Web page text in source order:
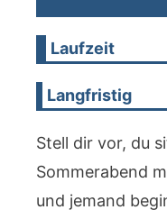
Laufzeit
Langfristig
Stell dir vor, du
Sommerabend
und jemand